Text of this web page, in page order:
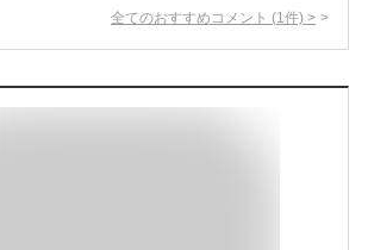
全てのおすすめコメント (1 件) >